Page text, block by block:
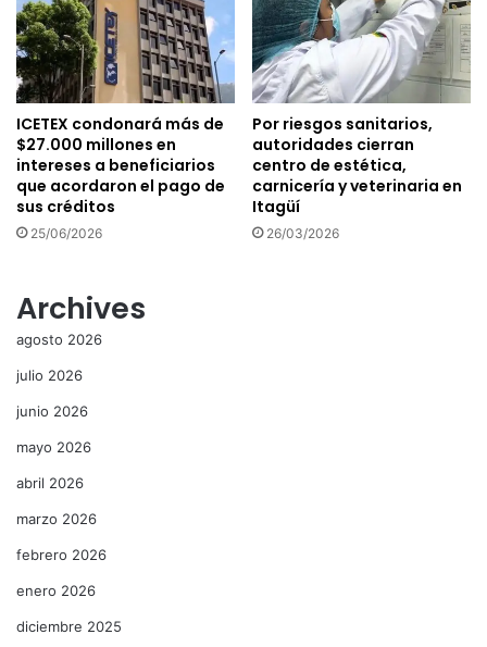
ICETEX condonará más de
$27.000 millones en
intereses a beneficiarios
que acordaron el pago de
sus créditos
25/06/2026
Por riesgos sanitarios,
autoridades cierran
centro de estética,
carnicería y veterinaria en
Itagüí
26/03/2026
Archives
agosto 2026
julio 2026
junio 2026
mayo 2026
abril 2026
marzo 2026
febrero 2026
enero 2026
diciembre 2025